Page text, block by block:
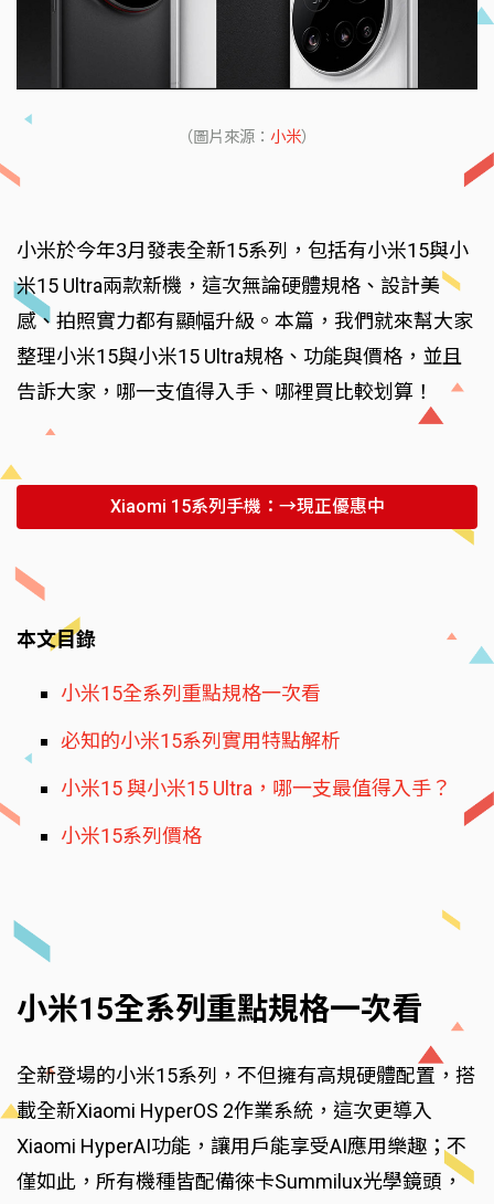
（圖片來源： 小米）
小米於今年3月發表全新15系列，包括有小米15與小
米15 Ultra兩款新機，這次無論硬體規格、設計美
感、拍照實力都有顯幅升級。本篇，我們就來幫大家
整理小米15與小米15 Ultra規格、功能與價格，並且
告訴大家，哪一支值得入手、哪裡買比較划算！
Xiaomi 15系列手機：→現正優惠中
本文目錄
小米15全系列重點規格一次看
必知的小米15系列實用特點解析
小米15 與小米15 Ultra，哪一支最值得入手？
小米15系列價格
小米15全系列重點規格一次看
全新登場的小米15系列，不但擁有高規硬體配置，搭
載全新Xiaomi HyperOS 2作業系統，這次更導入
Xiaomi HyperAI功能，讓用戶能享受AI應用樂趣；不
僅如此，所有機種皆配備徠卡Summilux光學鏡頭，